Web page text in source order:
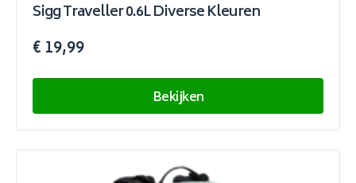
Sigg Traveller 0.6L Diverse Kleuren
€ 19,99
Bekijken